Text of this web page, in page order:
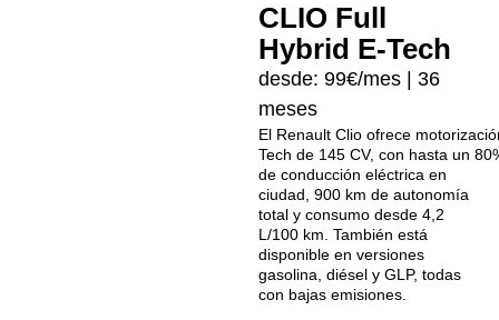
CLIO Full
Hybrid E-Tech
desde: 99€/mes | 36
meses
El Renault Clio ofrece
Tech de 145 CV, con hasta un
de conducción eléctrica en
ciudad, 900 km de autonomía
total y consumo desde 4,2
L/100 km. También está
disponible en versiones
gasolina, diésel y GLP, todas
con bajas emisiones.